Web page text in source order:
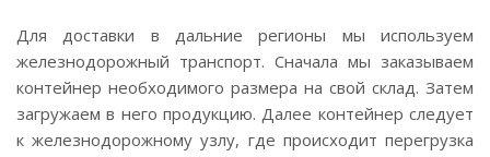
Для доставки в дальние регионы мы используем
железнодорожный транспорт. Сначала мы заказываем
контейнер необходимого размера на свой склад. Затем
загружаем в него продукцию. Далее контейнер следует
к железнодорожному узлу, где происходит перегрузка